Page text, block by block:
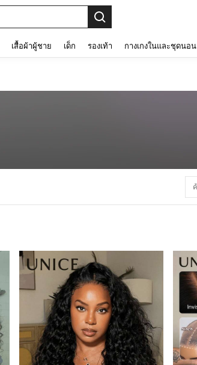
เสื้อผ้าผู้ชาย เด็ก รองเท้า กางเกงในและชุดนอน